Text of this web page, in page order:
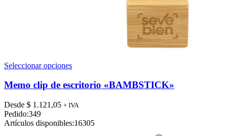
Seleccionar opcionesEste
tiene
variantes.
opciones
Memo clip de escritorio «BAMBSTICK»
Desde $ 1.121,05 + IVA
Pedido:349
Artículos disponibles:16305